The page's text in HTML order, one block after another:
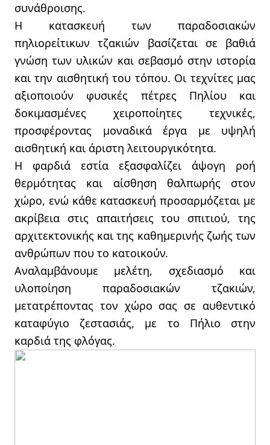
συνάθροισης.
Η κατασκευή των παραδοσιακών
πηλιορείτικων τζακιών βασίζεται σε βαθιά
γνώση των υλικών και σεβασμό στην ιστορία
και την αισθητική του τόπου. Οι τεχνίτες μας
αξιοποιούν φυσικές πέτρες Πηλίου και
δοκιμασμένες χειροποίητες τεχνικές,
προσφέροντας μοναδικά έργα με υψηλή
αισθητική και άριστη λειτουργικότητα.
Η φαρδιά εστία εξασφαλίζει άψογη ροή
θερμότητας και αίσθηση θαλπωρής στον
χώρο, ενώ κάθε κατασκευή προσαρμόζεται με
ακρίβεια στις απαιτήσεις του σπιτιού, της
αρχιτεκτονικής και της καθημερινής ζωής των
ανθρώπων που το κατοικούν.
Αναλαμβάνουμε μελέτη, σχεδιασμό και
υλοποίηση παραδοσιακών τζακιών,
μετατρέποντας τον χώρο σας σε αυθεντικό
καταφύγιο ζεστασιάς, με το Πήλιο στην
καρδιά της φλόγας.